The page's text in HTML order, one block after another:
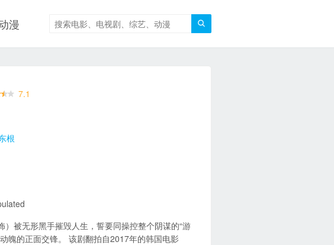

漫
7.1
根
）被无形黑手摧毁人生，誓要同操控整个阴谋的“游
魄的正面交锋。 该剧翻拍自2017年的韩国电影